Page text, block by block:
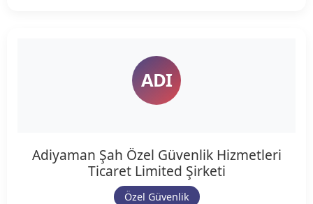
ADI
Adiyaman Şah Özel Güvenlik Hizmetleri
Ticaret Limited Şirketi
Özel Güvenlik